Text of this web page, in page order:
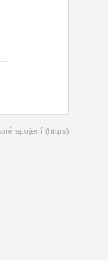
spojení (https)